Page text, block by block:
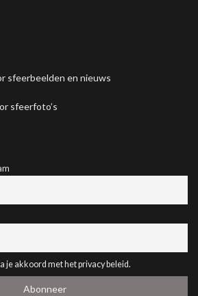
sfeerbeelden en nieuws
sfeerfoto’s
je akkoord met het privacy beleid.